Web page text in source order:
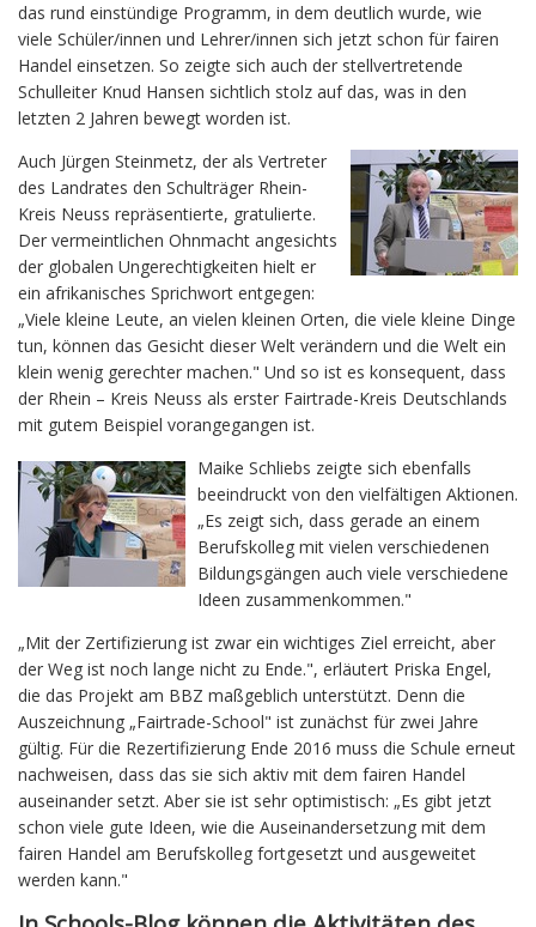
das rund einstündige Programm, in dem deutlich wurde, wie
viele Schüler/innen und Lehrer/innen sich jetzt schon für fairen
Handel einsetzen. So zeigte sich auch der stellvertretende
Schulleiter Knud Hansen sichtlich stolz auf das, was in den
letzten 2 Jahren bewegt worden ist.
Auch Jürgen Steinmetz, der als Vertreter
des Landrates den Schulträger Rhein-
Kreis Neuss repräsentierte, gratulierte.
Der vermeintlichen Ohnmacht angesichts
der globalen Ungerechtigkeiten hielt er
ein afrikanisches Sprichwort entgegen:
„Viele kleine Leute, an vielen kleinen Orten, die viele kleine Dinge
tun, können das Gesicht dieser Welt verändern und die Welt ein
klein wenig gerechter machen." Und so ist es konsequent, dass
der Rhein – Kreis Neuss als erster Fairtrade-Kreis Deutschlands
mit gutem Beispiel vorangegangen ist.
Maike Schliebs zeigte sich ebenfalls
beeindruckt von den vielfältigen Aktionen.
„Es zeigt sich, dass gerade an einem
Berufskolleg mit vielen verschiedenen
Bildungsgängen auch viele verschiedene
Ideen zusammenkommen."
„Mit der Zertifizierung ist zwar ein wichtiges Ziel erreicht, aber
der Weg ist noch lange nicht zu Ende.", erläutert Priska Engel,
die das Projekt am BBZ maßgeblich unterstützt. Denn die
Auszeichnung „Fairtrade-School" ist zunächst für zwei Jahre
gültig. Für die Rezertifizierung Ende 2016 muss die Schule erneut
nachweisen, dass das sie sich aktiv mit dem fairen Handel
auseinander setzt. Aber sie ist sehr optimistisch: „Es gibt jetzt
schon viele gute Ideen, wie die Auseinandersetzung mit dem
fairen Handel am Berufskolleg fortgesetzt und ausgeweitet
werden kann."